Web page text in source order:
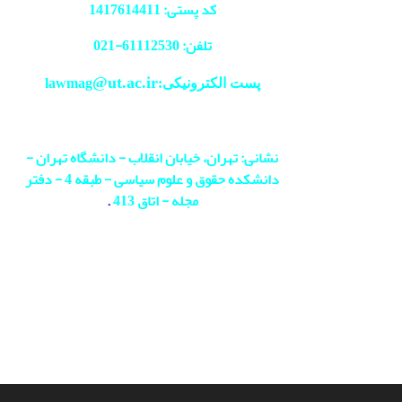
کد پستی: 1417614411
تلفن: 61112530-
021
پست الکترونیکی:lawmag@ut.ac.ir
نشانی: تهران، خیابان انقلاب - دانشگاه تهران -
دانشکده حقوق و علوم سیاسی - طبقه 4 - دفتر
مجله - اتاق 413
.